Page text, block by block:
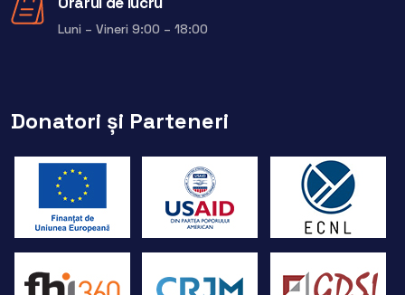
Luni – Vineri 9:00 – 18:00
Donatori și Parteneri